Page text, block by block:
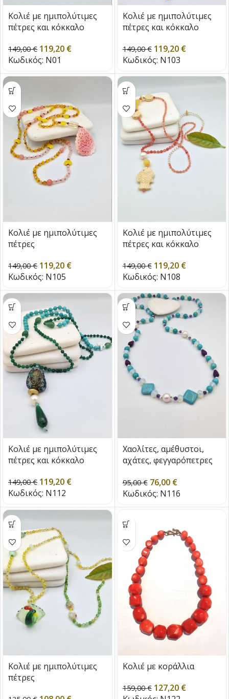
Κολιέ με ημιπολύτιμες
πέτρες και κόκκαλο
149,00€ 119,20 €
Κωδικός: Ν01
Κολιέ με ημιπολύτιμες
πέτρες και κόκκαλο
149,00€ 119,20 €
Κωδικός: Ν103
Κολιέ με ημιπολύτιμες
πέτρες
149,00€ 119,20 €
Κωδικός: Ν105
Κολιέ με ημιπολύτιμες
πέτρες και κόκκαλο
149,00€ 119,20 €
Κωδικός: Ν108
Κολιέ με ημιπολύτιμες
πέτρες και κόκκαλο
149,00€ 119,20 €
Κωδικός: Ν112
Χαολίτες, αμέθυστοι,
αχάτες, φεγγαρόπετρες
γλυκού νερού
95,00€ 76,00 €
Κωδικός: Ν116
Κολιέ με ημιπολύτιμες
πέτρες
Κολιέ με κοράλλια
159,00€ 127,20 €